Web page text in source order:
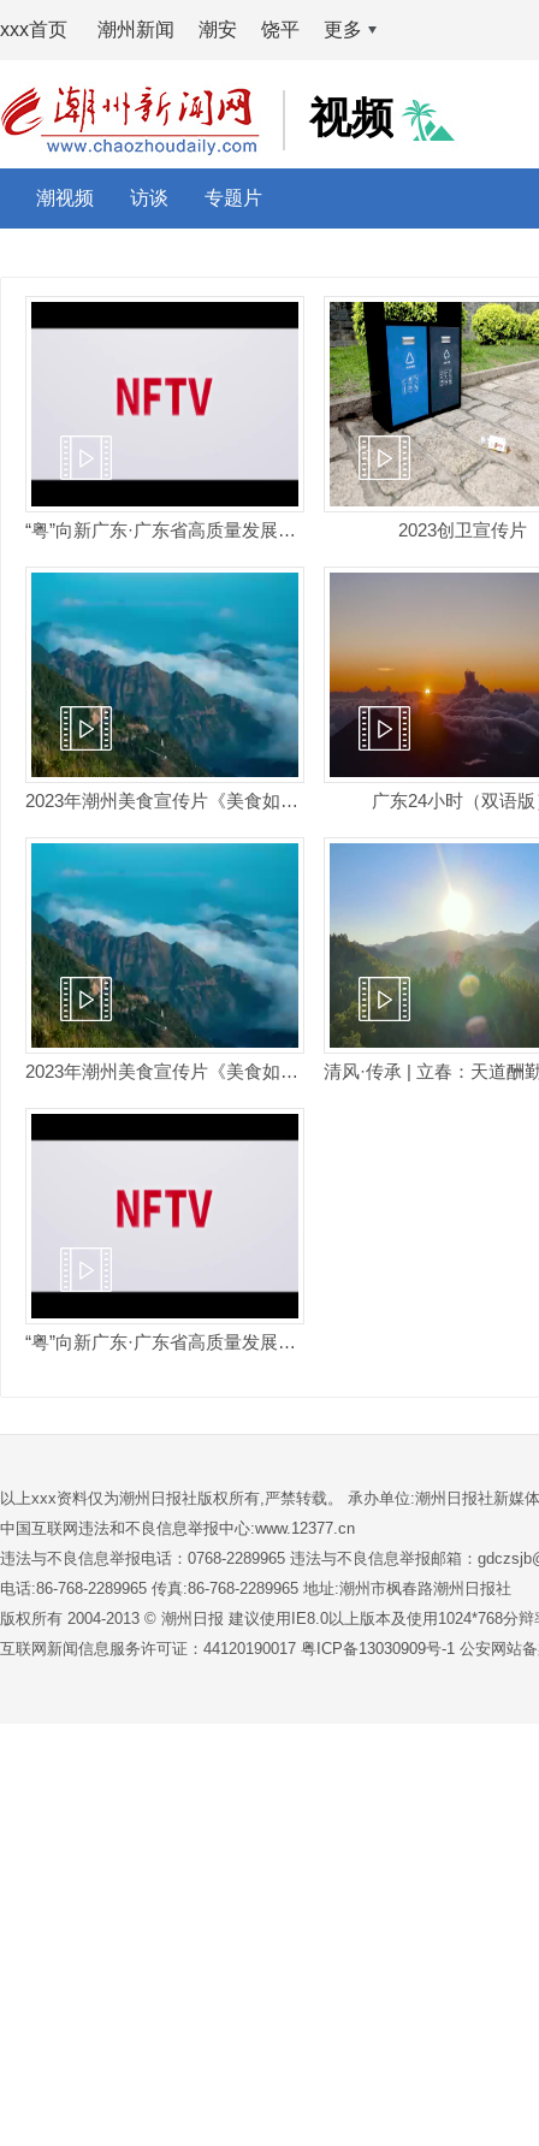
xxx首页 潮州新闻 潮安 饶平 更多
视频
潮视频 访谈 专题片
“粤”向新广东·广东省高质量发展形象宣传片 2023创卫宣传片
2023年潮州美食宣传片《美食如潮 四海共享》 广东24小时（双语
2023年潮州美食宣传片《美食如潮 四海共享》
“粤”向新广东·广东省高质量发展形象宣传片
以上xxx资料仅为潮州日报社版权所有,严禁转载。 承办单位:潮州日报社新媒
中国互联网违法和不良信息举报中心:www.12377.cn
违法与不良信息举报电话：0768-2289965 违法与不良信息举报邮箱：
电话:86-768-2289965 传真:86-768-2289965 地址:潮州市枫春路潮州日报社
版权所有 2004-2013 © 潮州日报 建议使用IE8.0以上版本及使用1024*768分
互联网新闻信息服务许可证：44120190017 粤ICP备13030909号-1 公安网站